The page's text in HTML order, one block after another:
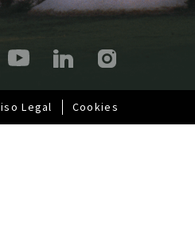
p
a
l
Pie
Legal Cookies